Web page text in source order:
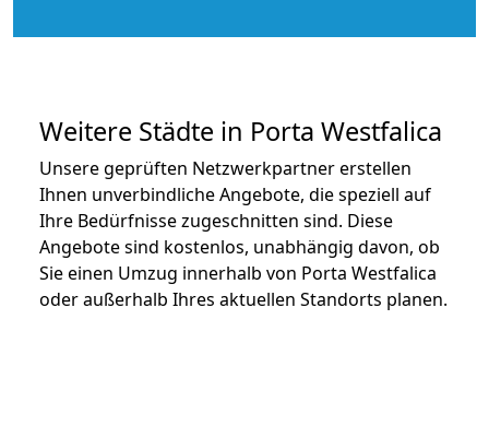
Weitere Städte in Porta Westfalica
Unsere geprüften Netzwerkpartner erstellen
Ihnen unverbindliche Angebote, die speziell auf
Ihre Bedürfnisse zugeschnitten sind. Diese
Angebote sind kostenlos, unabhängig davon, ob
Sie einen Umzug innerhalb von Porta Westfalica
oder außerhalb Ihres aktuellen Standorts planen.